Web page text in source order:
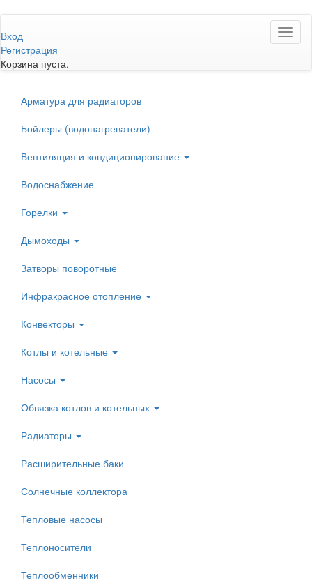
к
основному
содержанию
Вход
Регистрация
Корзина пуста.
Арматура для радиаторов
Бойлеры (водонагреватели)
Вентиляция и кондиционирование
Водоснабжение
Горелки
Дымоходы
Затворы поворотные
Инфракрасное отопление
Конвекторы
Котлы и котельные
Насосы
Обвязка котлов и котельных
Радиаторы
Расширительные баки
Солнечные коллектора
Тепловые насосы
Теплоносители
Теплообменники